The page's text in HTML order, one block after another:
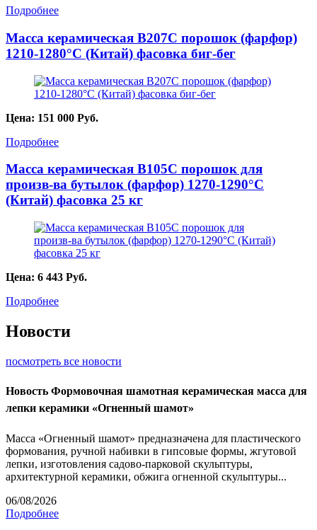
Подробнее
Масса керамическая B207C порошок (фарфор)
1210-1280°С (Китай) фасовка биг-бег
Цена: 151 000 Руб.
Подробнее
Масса керамическая B105C порошок для
произв-ва бутылок (фарфор) 1270-1290°С
(Китай) фасовка 25 кг
Цена: 6 443 Руб.
Подробнее
Новости
посмотреть все новости
Новость Формовочная шамотная керамическая масса для
лепки керамики «Огненный шамот»
Масса «Огненный шамот» предназначена для пластического
формования, ручной набивки в гипсовые формы, жгутовой
лепки, изготовления садово-парковой скульптуры,
архитектурной керамики, обжига огненной скульптуры...
06/08/2026
Подробнее